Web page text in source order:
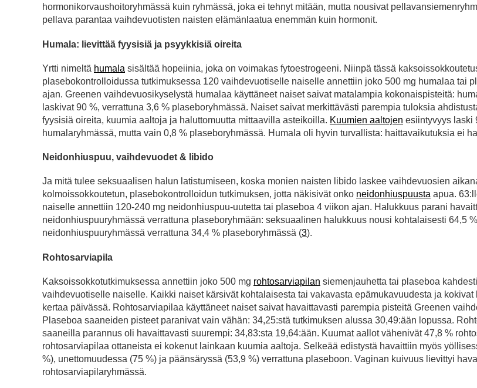
hormonikorvaushoitoryhmässä kuin ryhmässä, joka ei tehnyt mitään, mutta nousivat
pellava parantaa vaihdevuotisten naisten elämänlaatua enemmän kuin hormonit.
Humala: lievittää fyysisiä ja psyykkisiä oireita
Yrtti nimeltä humala sisältää hopeiinia, joka on voimakas fytoestrogeeni. Niinpä tässä
plasebokontrolloidussa tutkimuksessa 120 vaihdevuotiselle naiselle annettiin joko 500 mg humalaa tai
ajan. Greenen vaihdevuosikyselystä humalaa käyttäneet naiset saivat matalampia kokonaispisteitä:
laskivat 90 %, verrattuna 3,6 % plaseboryhmässä. Naiset saivat merkittävästi parempia tuloksia
fyysisiä oireita, kuumia aaltoja ja haluttomuutta mittaavilla asteikoilla. Kuumien aaltojen esiintyvyys laski
humalaryhmässä, mutta vain 0,8 % plaseboryhmässä. Humala oli hyvin turvallista: haittavaikutuksia ei
Neidonhiuspuu, vaihdevuodet & libido
Ja mitä tulee seksuaalisen halun latistumiseen, koska monien naisten libido laskee vaihdevuosien
kolmoissokkoutetun, plasebokontrolloidun tutkimuksen, jotta näkisivät onko neidonhiuspuusta apua.
naiselle annettiin 120-240 mg neidonhiuspuu-uutetta tai plaseboa 4 viikon ajan. Halukkuus parani
neidonhiuspuuryhmässä verrattuna plaseboryhmään: seksuaalinen halukkuus nousi kohtalaisesti 64,5 %
neidonhiuspuuryhmässä verrattuna 34,4 % plaseboryhmässä (3).
Rohtosarviapila
Kaksoissokkotutkimuksessa annettiin joko 500 mg rohtosarviapilan siemenjauhetta tai plaseboa
vaihdevuotiselle naiselle. Kaikki naiset kärsivät kohtalaisesta tai vakavasta epämukavuudesta ja kokivat
kertaa päivässä. Rohtosarviapilaa käyttäneet naiset saivat havaittavasti parempia pisteitä Greenen
Plaseboa saaneiden pisteet paranivat vain vähän: 34,25:stä tutkimuksen alussa 30,49:ään lopussa.
saaneilla parannus oli havaittavasti suurempi: 34,83:sta 19,64:ään. Kuumat aallot vähenivät 47,8 %
rohtosarviapilaa ottaneista ei kokenut lainkaan kuumia aaltoja. Selkeää edistystä havaittiin myös
%), unettomuudessa (75 %) ja päänsäryssä (53,9 %) verrattuna plaseboon. Vaginan kuivuus lievittyi
rohtosarviapilaryhmässä.